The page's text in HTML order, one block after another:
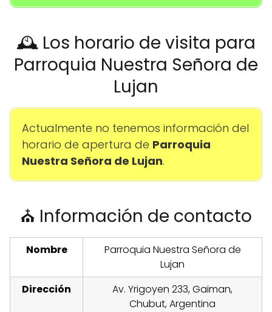
🕰️ Los horario de visita para
Parroquia Nuestra Señora de
Lujan
Actualmente no tenemos información del
horario de apertura de Parroquia
Nuestra Señora de Lujan.
⛪ Información de contacto
Nombre
Parroquia Nuestra Señora de
Lujan
Dirección
Av. Yrigoyen 233, Gaiman,
Chubut, Argentina